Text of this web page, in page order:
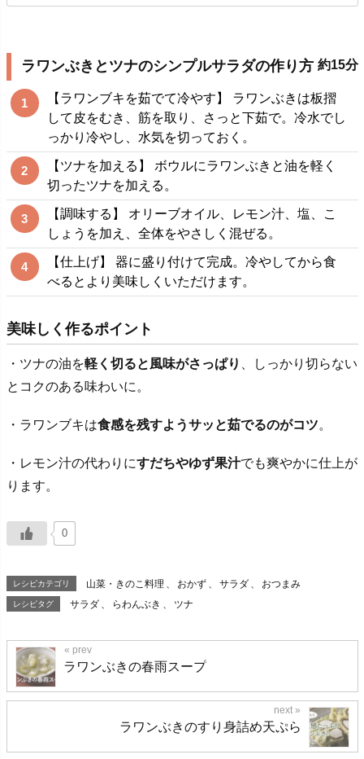
ラワンぶきとツナのシンプルサラダの作り方 約15分
1
【ラワンブキを茹でて冷やす】 ラワンぶきは板摺
して皮をむき、筋を取り、さっと下茹で。冷水でし
っかり冷やし、水気を切っておく。
2
【ツナを加える】 ボウルにラワンぶきと油を軽く
切ったツナを加える。
3
【調味する】 オリーブオイル、レモン汁、塩、こ
しょうを加え、全体をやさしく混ぜる。
4
【仕上げ】 器に盛り付けて完成。冷やしてから食
べるとより美味しくいただけます。
美味しく作るポイント
・ツナの油を軽く切ると風味がさっぱり
、しっかり切らない
とコクのある味わいに。
・ラワンブキは食感を残すようサッと茹でるのがコツ。
・レモン汁の代わりにすだちやゆず果汁でも爽やかに仕上が
ります。
0
レシピカテゴリ 山菜・きのこ料理 、 おかず 、 サラダ 、 おつまみ
レシピタグ サラダ 、 らわんぶき 、 ツナ
ラワンぶきの春雨スープ
ラワンぶきのすり身詰め天ぷら